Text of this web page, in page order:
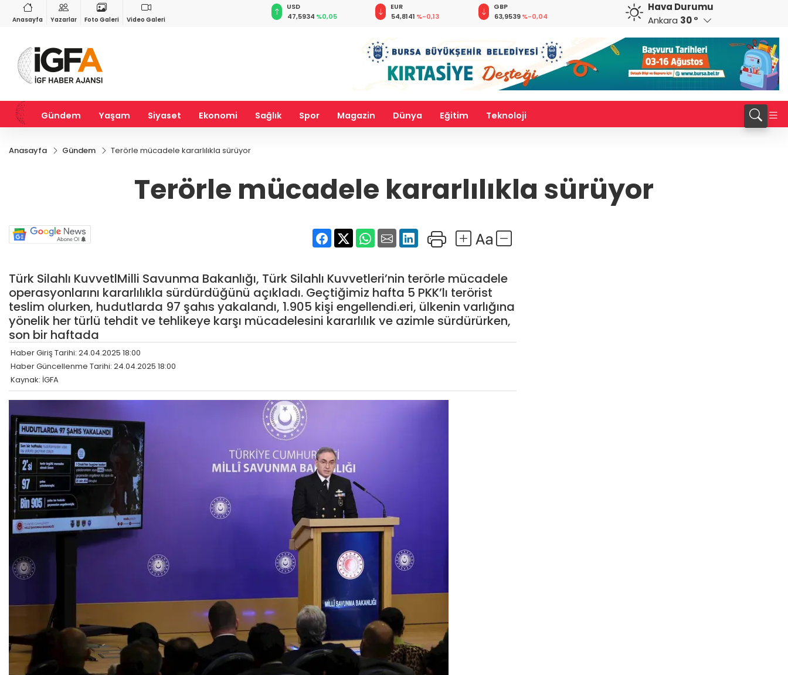
Anasayfa Yazarlar Foto Galeri Video Galeri
%0,01
BIST 100
13.798,82%0,70
EUR
54,8141%-0,13
GBP
63,9539%-0,04
CHF
58,5984%0,09 %0,09
RUB
0,5752
Hava Durumu
Ankara 30 °
Gündem Yaşam Siyaset Ekonomi Sağlık Spor Magazin Dünya Eğitim Teknoloji
Anasayfa Gündem Terörle mücadele kararlılıkla sürüyor
Terörle mücadele kararlılıkla sürüyor
Türk Silahlı KuvvetlMilli Savunma Bakanlığı, Türk Silahlı Kuvvetleri’nin terörle mücadele
operasyonlarını kararlılıkla sürdürdüğünü açıkladı. Geçtiğimiz hafta 5 PKK’lı terörist
teslim olurken, hudutlarda 97 şahıs yakalandı, 1.905 kişi engellendi.eri, ülkenin varlığına
yönelik her türlü tehdit ve tehlikeye karşı mücadelesini kararlılık ve azimle sürdürürken,
son bir haftada
Haber Giriş Tarihi: 24.04.2025 18:00
Haber Güncellenme Tarihi: 24.04.2025 18:00
Kaynak: İGFA